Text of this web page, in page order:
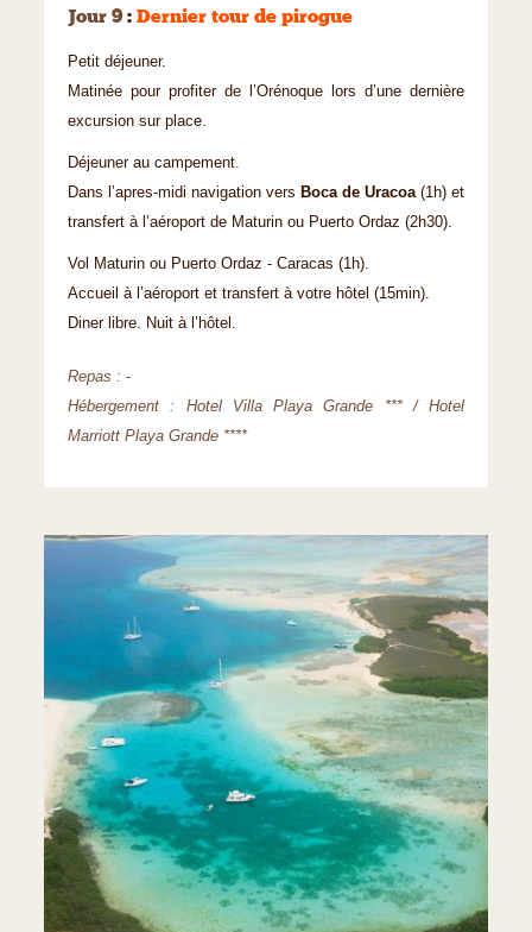
Jour 9: Dernier tour de pirogue
Petit déjeuner.
Matinée pour profiter de l’Orénoque lors d’une dernière
excursion sur place.
Déjeuner au campement.
Dans l’apres-midi navigation vers Boca de Uracoa(1h) et
transfert à l’aéroport de Maturin ou Puerto Ordaz (2h30).
Vol Maturin ou Puerto Ordaz - Caracas (1h).
Accueil à l’aéroport et transfert à votre hôtel (15min).
Diner libre. Nuit à l’hôtel.
Repas : -
Hébergement : Hotel Villa Playa Grande *** / Hotel
Marriott Playa Grande ****